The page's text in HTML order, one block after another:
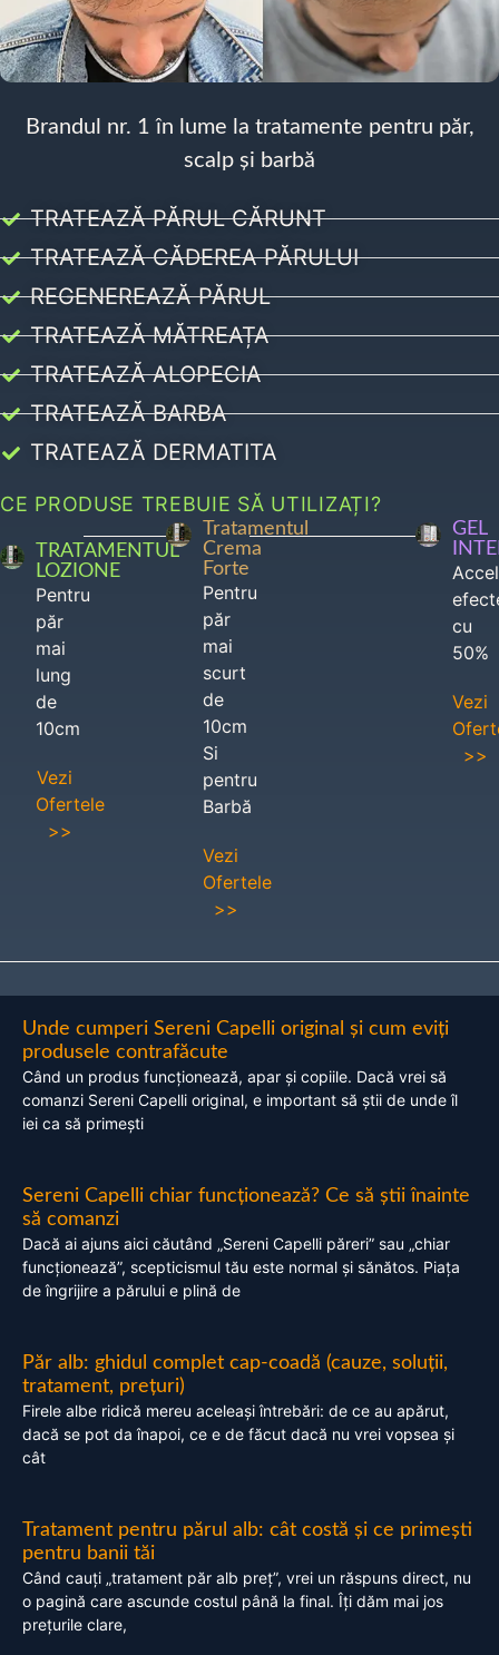
Brandul nr. 1 în lume la tratamente pentru păr,
scalp și barbă
TRATEAZĂ PĂRUL CĂRUNT
TRATEAZĂ CĂDEREA PĂRULUI
REGENEREAZĂ PĂRUL
TRATEAZĂ MĂTREAȚA
TRATEAZĂ ALOPECIA
TRATEAZĂ BARBA
TRATEAZĂ DERMATITA
CE PRODUSE TREBUIE SĂ UTILIZAȚI?
TRATAMENTUL
LOZIONE
Pentru
păr
mai
lung
de
10cm
Vezi
Ofertele
>>
Tratamentul
Crema
Forte
Pentru
păr
mai
scurt
de
10cm
Si
pentru
Barbă
Vezi
Ofertele
>>
GEL
cu
50%
Vezi
>>
Unde cumperi Sereni Capelli original și cum eviți
produsele contrafăcute
Când un produs funcționează, apar și copiile. Dacă vrei să
comanzi Sereni Capelli original, e important să știi de unde îl
iei ca să primești
Sereni Capelli chiar funcționează? Ce să știi înainte
să comanzi
Dacă ai ajuns aici căutând „Sereni Capelli păreri” sau „chiar
funcționează”, scepticismul tău este normal și sănătos. Piața
de îngrijire a părului e plină de
Păr alb: ghidul complet cap-coadă (cauze, soluții,
tratament, prețuri)
Firele albe ridică mereu aceleași întrebări: de ce au apărut,
dacă se pot da înapoi, ce e de făcut dacă nu vrei vopsea și
cât
Tratament pentru părul alb: cât costă și ce primești
pentru banii tăi
Când cauți „tratament păr alb preț”, vrei un răspuns direct, nu
o pagină care ascunde costul până la final. Îți dăm mai jos
prețurile clare,